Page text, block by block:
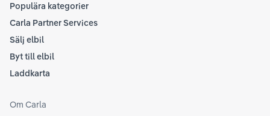
Populära kategorier
Carla Partner Services
Sälj elbil
Byt till elbil
Laddkarta
Om Carla